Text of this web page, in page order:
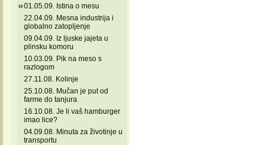
01.05.09. Istina o mesu
22.04.09. Mesna industrija i
globalno zatopljenje
09.04.09. Iz ljuske jajeta u
plinsku komoru
10.03.09. Pik na meso s
razlogom
27.11.08. Kolinje
25.10.08. Mučan je put od
farme do tanjura
16.10.08. Je li vaš hamburger
imao lice?
04.09.08. Minuta za životinje u
transportu